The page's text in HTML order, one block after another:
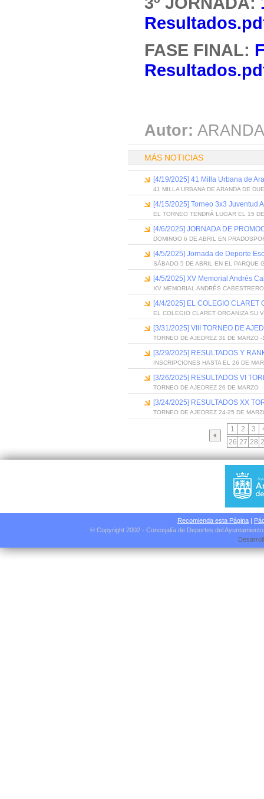
FASE FINAL:
Autor:
MÁS NOTICIAS
[4/19/2025] 41 Milla Urbana de
41 MILLA URBANA DE ARANDA DE
[4/15/2025] Torneo 3x3 Juventud
EL TORNEO TENDRÁ LUGAR EL 15
[4/6/2025] JORNADA DE
DOMINGO 6 DE ABRIL EN
[4/5/2025] Jornada de Deporte
SÁBADO 5 DE ABRIL EN EL PARQUE
[4/5/2025] XV Memorial Andrés
XV MEMORIAL ANDRÉS CABESTRERO
[4/4/2025] EL COLEGIO CLARET
EL COLEGIO CLARET ORGANIZA SU
[3/31/2025] VIII TORNEO DE
TORNEO DE AJEDREZ 31 DE MARZO
[3/29/2025] RESULTADOS Y
INSCRIPCIONES HASTA EL 26 DE
[3/26/2025] RESULTADOS VI
TORNEO DE AJEDREZ 26 DE MARZO
[3/24/2025] RESULTADOS XX
TORNEO DE AJEDREZ 24-25 DE
1 2 3
26 27 28
Recomienda esta Página |
© Copyright 2002 - Concejalía de Deportes del